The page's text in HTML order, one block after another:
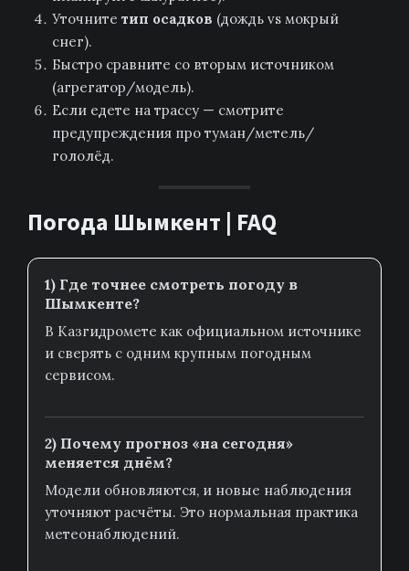
Уточните тип осадков (дождь vs мокрый
снег).
Быстро сравните со вторым источником
(агрегатор/модель).
Если едете на трассу — смотрите
предупреждения про туман/метель/
гололёд.
Погода Шымкент | FAQ
1) Где точнее смотреть погоду в
Шымкенте?
В Казгидромете как официальном источнике
и сверять с одним крупным погодным
сервисом.
2) Почему прогноз «на сегодня»
меняется днём?
Модели обновляются, и новые наблюдения
уточняют расчёты. Это нормальная практика
метеонаблюдений.